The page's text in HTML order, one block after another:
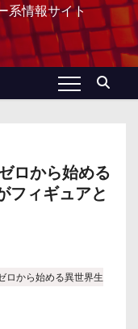
系情報サイト
ロから始める
フィギュアと
ロから始める異世界生